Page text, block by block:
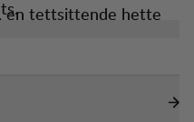
en tettsittende hette
den at du er klar når